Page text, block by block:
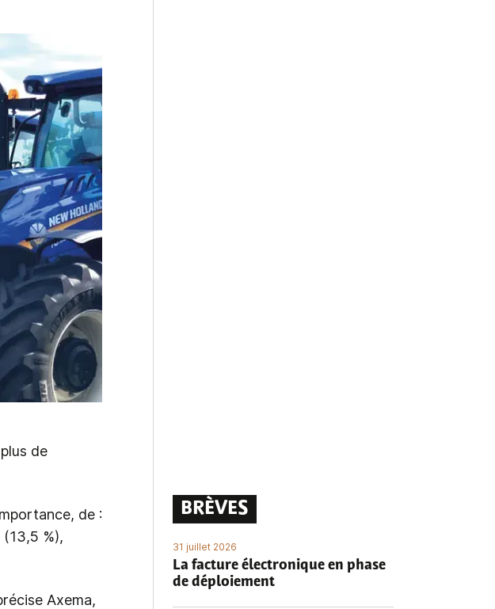
de
de :
%),
Axema,
BRÈVES
31 juillet 2026
La facture électronique en phase
de déploiement